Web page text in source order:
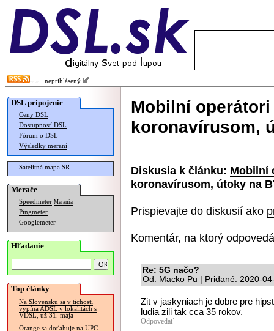
neprihlásený
DSL pripojenie
Ceny DSL
Dostupnosť DSL
Fórum o DSL
Výsledky meraní
Satelitná mapa SR
Merače
Speedmeter Merania
Pingmeter
Googlemeter
Hľadanie
Top články
Na Slovensku sa v tichosti
vypína ADSL v lokalitách s
VDSL, už 31. mája
Orange sa doťahuje na UPC
Mobilní
koronavírusom,
Diskusia k článku: Mobilní
koronavírusom, útoky na
Prispievajte do diskusií ako
Komentár, na ktorý
Re: 5G načo?
Od: Macko Pu | Pridané: 2020-
Zit v jaskyniach je dobre pre
ludia zili tak cca 35 rokov.
Odpovedať